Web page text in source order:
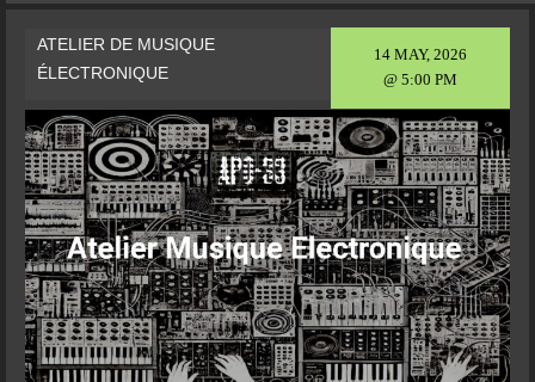
14 MAY, 2026
@ 5:00 PM
ATELIER DE MUSIQUE
ÉLECTRONIQUE